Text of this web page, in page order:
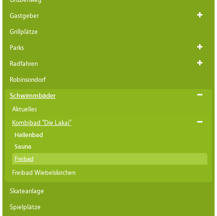
Gastgeber
Grillplätze
Parks
Radfahren
Robinsondorf
Schwimmbäder
Aktuelles
Kombibad "Die Lakai"
Hallenbad
Sauna
Freibad
Freibad Wiebelskirchen
Skateanlage
Spielplätze